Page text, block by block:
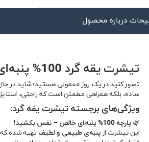
درباره محصول
تیشرت یقه گرد 100% پنبه‌ای – راحتی بی‌نقص، استایل بی‌دغدغه
تصور کنید در یک روز معمولی هستید؛ شاید در
ساده، بلکه همراهی مطمئن است که راحتی،
ویژگی‌های برجسته تیشرت یقه گرد:
🌿 پارچه 100% پنبه‌ای خالص – نفس بکشید!
این تیشرت از پنبه‌ی طبیعی و لطیف تهیه شده